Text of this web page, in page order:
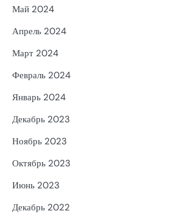
Май 2024
Апрель 2024
Март 2024
Февраль 2024
Январь 2024
Декабрь 2023
Ноябрь 2023
Октябрь 2023
Июнь 2023
Декабрь 2022